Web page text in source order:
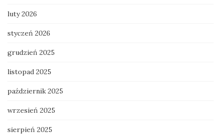
luty 2026
styczeń 2026
grudzień 2025
listopad 2025
październik 2025
wrzesień 2025
sierpień 2025